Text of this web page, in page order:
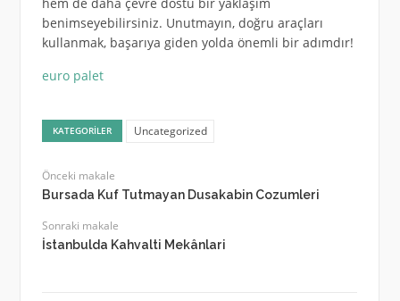
benimseyebilirsiniz. Unutmayın, doğru araçları
kullanmak, başarıya giden yolda önemli bir adımdır!
euro palet
KATEGORILER Uncategorized
Önceki makale
Bursada Kuf Tutmayan Dusakabin Cozumleri
Sonraki makale
İstanbulda Kahvalti Mekânlari